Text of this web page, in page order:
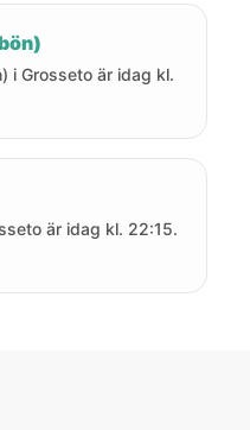
i Grosseto är idag kl.
är idag kl. 22:15.